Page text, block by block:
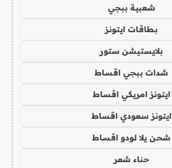
شعبية ببجي
بطاقات ايتونز
بلايستيشن ستور
شدات ببجي اقساط
ايتونز امريكي اقساط
ايتونز سعودي اقساط
شحن يلا لودو اقساط
حناء شعر